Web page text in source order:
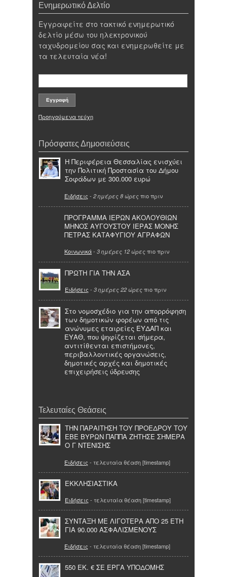
Ενημερωτικό Δελτίο
Εγγραφείτε στο τακτικό ενημερωτικό
δελτίο μέσω του ηλεκτρονικού
ταχυδρομείου σας και ενημερωθείτε με
τα τελευταία νέα!
Προηγούμενα τεύχη
Πρόσφατες Δημοσιεύσεις
Η Περιφέρεια Θεσσαλίας ενισχύει
την Πολιτική Προστασία του Δήμου
Σοφάδων με 300.000 ευρώ
Ειδήσεις - 2 ημέρες 8 ώρες πιο πριν
ΠΡΟΓΡΑΜΜΑ ΙΕΡΩΝ ΑΚΟΛΟΥΘΙΩΝ
ΜΗΝΟΣ ΑΥΓΟΥΣΤΟΥ ΙΕΡΑΣ ΜΟΝΗΣ
ΠΕΤΡΑΣ ΚΑΤΑΦΥΓΙΟΥ ΑΓΡΑΦΩΝ
Κοινωνικά- 3 ημέρες 12 ώρες πιο πριν
ΠΡΩΤΗ ΓΙΑ ΤΗΝ ΑΣΑ
Ειδήσεις - 3 ημέρες 22 ώρες πιο πριν
Στο νομοσχέδιο για την απορρόφηση
των δημοτικών φορέων από τις
ανώνυμες εταιρείες ΕΥΔΑΠ και
ΕΥΑΘ, που ψηφίζεται σήμερα,
αντιτίθενται επιστήμονες,
περιβαλλοντικές οργανώσεις,
δημοτικές αρχές και δημοτικές
επιχειρήσεις ύδρευσης
Τελευταίες Θεάσεις
ΤΗΝ ΠΑΡΑΙΤΗΣΗ ΤΟΥ ΠΡΟΕΔΡΟΥ ΤΟΥ
ΕΒΕ ΒΥΡΩΝ ΠΑΠΠΑ ΖΗΤΗΣΕ ΣΗΜΕΡΑ
Ο Γ ΝΤΕΝΙΣΗΣ
Ειδήσεις - τελευταία θέαση [timestamp]
ΕΚΚΛΗΣΙΑΣΤΙΚΑ
Ειδήσεις - τελευταία θέαση [timestamp]
ΣΥΝΤΑΞΗ ΜΕ ΛΙΓΟΤΕΡΑ ΑΠΟ 25 ΕΤΗ
ΓΙΑ 90.000 ΑΣΦΑΛΙΣΜΕΝΟΥΣ
Ειδήσεις - τελευταία θέαση [timestamp]
550 ΕΚ. € ΣΕ ΕΡΓΑ ΥΠΟΔΟΜΗΣ